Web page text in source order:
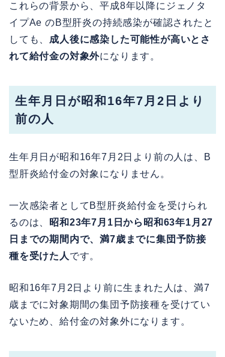
これらの背景から、平成8年以降にジェノタ
イプAe のB型肝炎の持続感染が確認されたと
しても、 成人後に感染した可能性が高いとさ
れて給付金の対象外になります。
生年月日が昭和16年7月2日より
前の人
生年月日が昭和16年7月2日より前の人は、B
型肝炎給付金の対象になりません。
一次感染者としてB型肝炎給付金を受けられ
るのは、
昭和23年7月1日から昭和63年1月27
日までの期間内で、満7歳までに集団予防接
種を受けた人 です。
昭和16年7月2日より前に生まれた人は、満7
歳までに対象期間の集団予防接種を受けてい
ないため、給付金の対象外になります。